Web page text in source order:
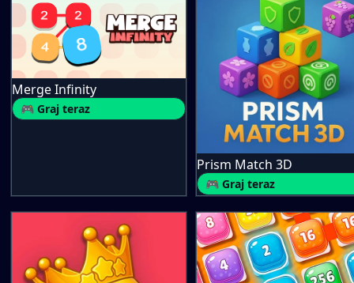
Merge Infinity
🎮 Graj teraz
Prism Match 3D
🎮 Graj teraz